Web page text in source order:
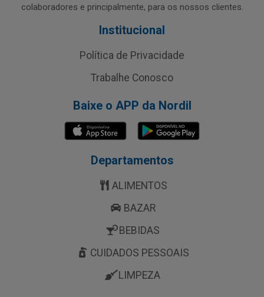
colaboradores e principalmente, para os nossos clientes.
Institucional
Política de Privacidade
Trabalhe Conosco
Baixe o APP da Nordil
Departamentos
ALIMENTOS
BAZAR
BEBIDAS
CUIDADOS PESSOAIS
LIMPEZA